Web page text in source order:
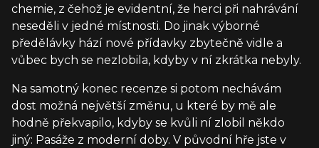
chemie, z čehož je evidentní, že herci při nahrávání
neseděli v jedné místnosti. Do jinak výborné
předělávky hází nové přídavky zbytečně vidle a
vůbec bych se nezlobila, kdyby v ní zkrátka nebyly.
Na samotný konec recenze si potom nechávám
dost možná největší změnu, u které by mě ale
hodně překvapilo, kdyby se kvůli ní zlobil někdo
jiný: Pasáže z moderní doby. V původní hře jste v